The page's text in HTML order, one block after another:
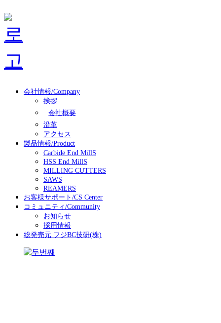
会社情報/Company
挨拶
会社概要
沿革
アクセス
製品情報/Product
Carbide End MillS
HSS End MillS
MILLING CUTTERS
SAWS
REAMERS
お客様サポート/CS Center
コミュニティ/Community
お知らせ
採用情報
総発売元 フジBC技研(株)